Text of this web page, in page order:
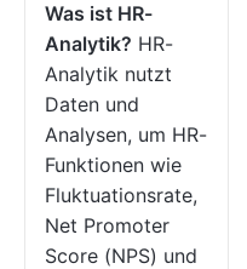
Was ist HR-
Analytik? HR-
Analytik nutzt
Daten und
Analysen, um HR-
Funktionen wie
Fluktuationsrate,
Net Promoter
Score (NPS) und